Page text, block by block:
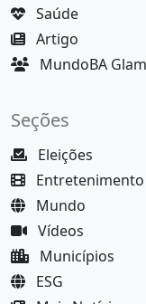
Saúde
Artigo
MundoBA Glam
Seções
Eleições
Entretenimento
Mundo
Vídeos
Municípios
ESG